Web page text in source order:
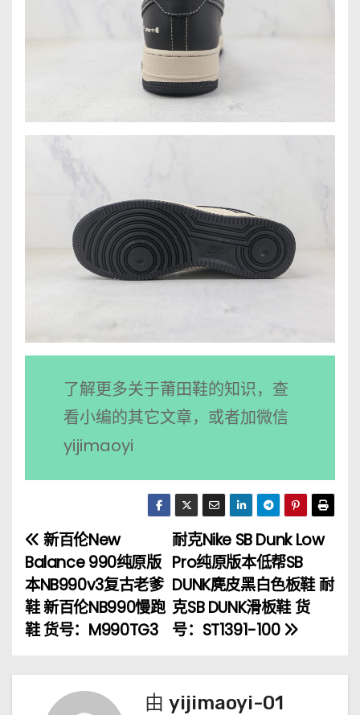
了解更多关于莆田鞋的知识，查
看小编的其它文章，或者加微信
yijimaoyi
文
章
导
航
耐克Nike SB Dunk Low
Pro纯原版本低帮SB
DUNK麂皮黑白色板鞋 耐
克SB DUNK滑板鞋 货
号：ST1391-100
新百伦New
Balance 990纯原版
本NB990v3复古老爹
鞋 新百伦NB990慢跑
鞋 货号：M990TG3
由 yijimaoyi-01